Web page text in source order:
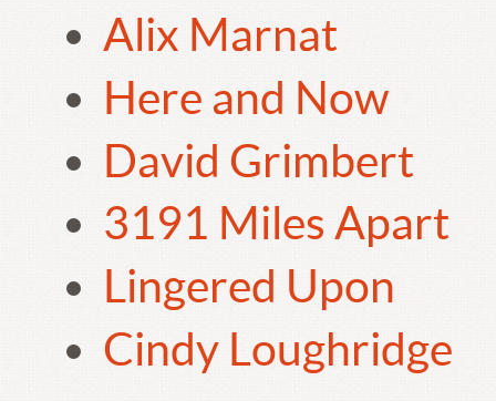
Alix Marnat
Here and Now
David Grimbert
3191 Miles Apart
Lingered Upon
Cindy Loughridge